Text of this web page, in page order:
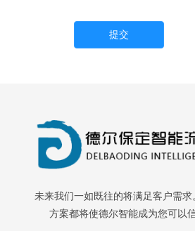
提交
未来我们一如既往的将满足客户需
方案都将使德尔智能成为您可以